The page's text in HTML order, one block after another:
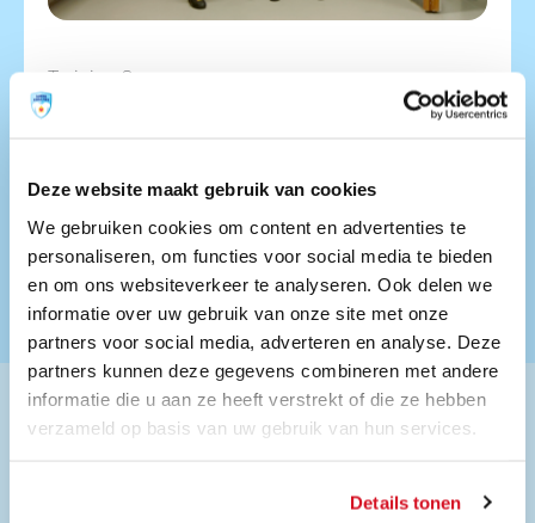
Deze website maakt gebruik van cookies
We gebruiken cookies om content en advertenties te
personaliseren, om functies voor social media te bieden
en om ons websiteverkeer te analyseren. Ook delen we
informatie over uw gebruik van onze site met onze
partners voor social media, adverteren en analyse. Deze
partners kunnen deze gegevens combineren met andere
informatie die u aan ze heeft verstrekt of die ze hebben
verzameld op basis van uw gebruik van hun services.
Details tonen
Training 2
Aandacht voor ieder kind
daarmee om kan gaan.
Meer informatie Training organiseren
“We hebben zeer inspirerende en